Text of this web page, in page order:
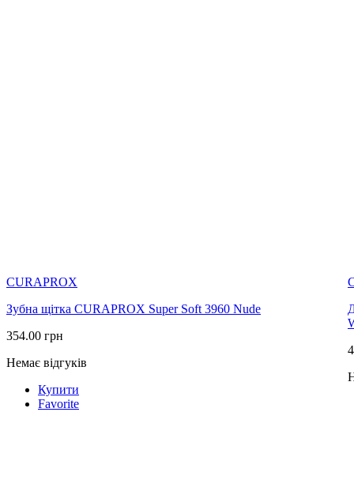
CURAPROX
Зубна щітка CURAPROX Super Soft 3960 Nude
354.00 грн
Немає відгуків
Купити
Favorite